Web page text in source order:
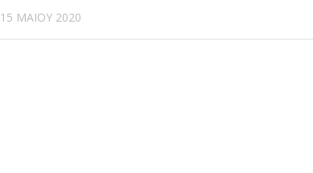
15 ΜΑΪ́ΟΥ 2020